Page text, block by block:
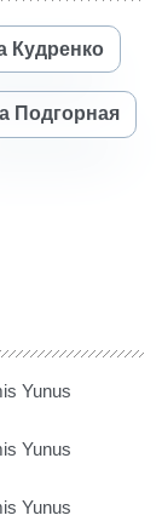
Кудренко
Подгорная
Yunus
Yunus
Yunus